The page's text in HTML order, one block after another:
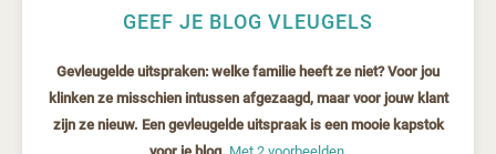
GEEF JE BLOG VLEUGELS
Gevleugelde uitspraken: welke familie heeft ze niet? Voor jou
klinken ze misschien intussen afgezaagd, maar voor jouw klant
zijn ze nieuw. Een gevleugelde uitspraak is een mooie kapstok